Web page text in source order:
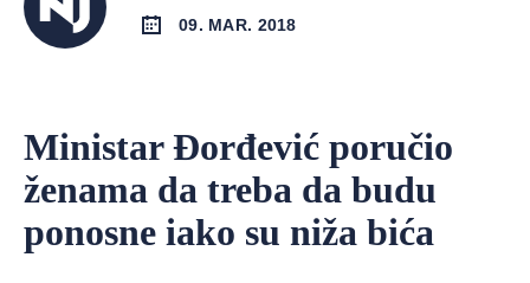
09. MAR. 2018
Ministar Đorđević poručio
ženama da treba da budu
ponosne iako su niža bića